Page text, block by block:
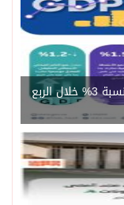
“الإحصاء”: الاقتصاد السعودي يسجل نموًا بنسبة 3% خلال الربع